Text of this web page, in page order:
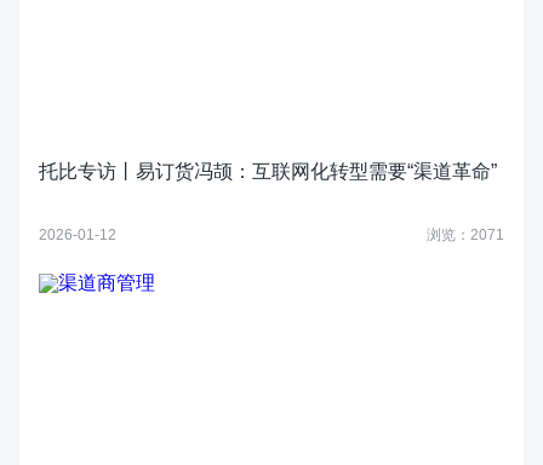
托比专访丨易订货冯颉：互联网化转型需要“渠道革命”
2026-01-12 浏览：2071